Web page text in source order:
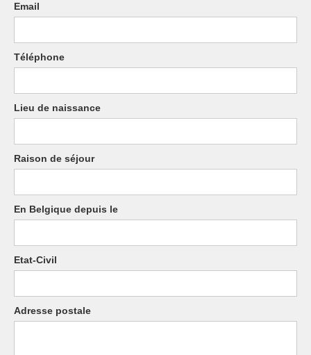
Email
Téléphone
Lieu de naissance
Raison de séjour
En Belgique depuis le
Etat-Civil
Adresse postale